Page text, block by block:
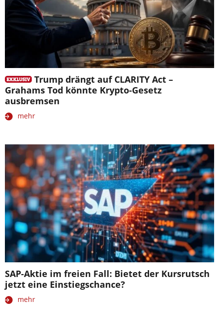
Trump drängt auf CLARITY Act –
Grahams Tod könnte Krypto-Gesetz
ausbremsen
mehr
SAP-Aktie im freien Fall: Bietet der Kursrutsch
jetzt eine Einstiegschance?
mehr